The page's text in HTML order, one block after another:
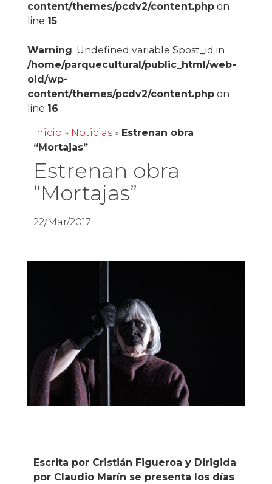
content/themes/pcdv2/content.phpon
line 15
Warning: Undefined variable $post_id in
/home/parquecultural/public_html/web-
old/wp-
content/themes/pcdv2/content.phpon
line 16
Inicio » Noticias» Estrenan obra
“Mortajas”
Estrenan obra
“Mortajas”
22/Mar/2017
Escrita por Cristián Figueroa y Dirigida
por Claudio Marín se presenta los días